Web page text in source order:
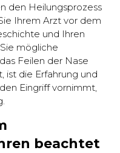
den Heilungsprozess
Ihrem Arzt vor dem
und Ihren
mögliche
Feilen der Nase
ist die Erfahrung und
Eingriff vornimmt,
beachtet